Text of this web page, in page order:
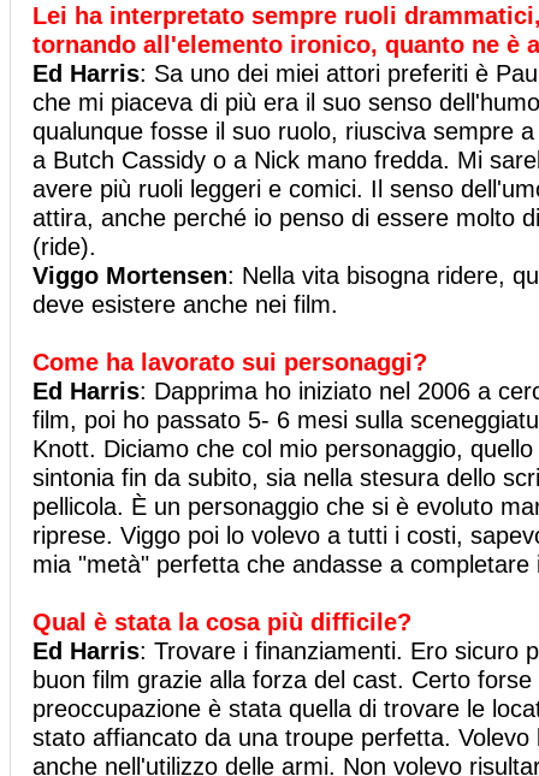
Lei ha interpretato sempre ruoli
tornando all'elemento ironico, quanto ne è
Ed Harris: Sa uno dei miei attori preferiti è
che mi piaceva di più era il suo senso
qualunque fosse il suo ruolo, riusciva sempre
a Butch Cassidy o a Nick mano fredda. Mi
avere più ruoli leggeri e comici. Il senso
attira, anche perché io penso di essere molto
(ride).
Viggo Mortensen: Nella vita bisogna ridere,
deve esistere anche nei film.
Come ha lavorato sui personaggi?
Ed Harris: Dapprima ho iniziato nel 2006 a
film, poi ho passato 5- 6 mesi sulla
Knott. Diciamo che col mio personaggio,
sintonia fin da subito, sia nella stesura dello
pellicola. È un personaggio che si è evoluto
riprese. Viggo poi lo volevo a tutti i costi,
mia "metà" perfetta che andasse a completare
Qual è stata la cosa più difficile?
Ed Harris: Trovare i finanziamenti. Ero sicuro
buon film grazie alla forza del cast. Certo forse
preoccupazione è stata quella di trovare le
stato affiancato da una troupe perfetta. Volevo
anche nell'utilizzo delle armi. Non volevo